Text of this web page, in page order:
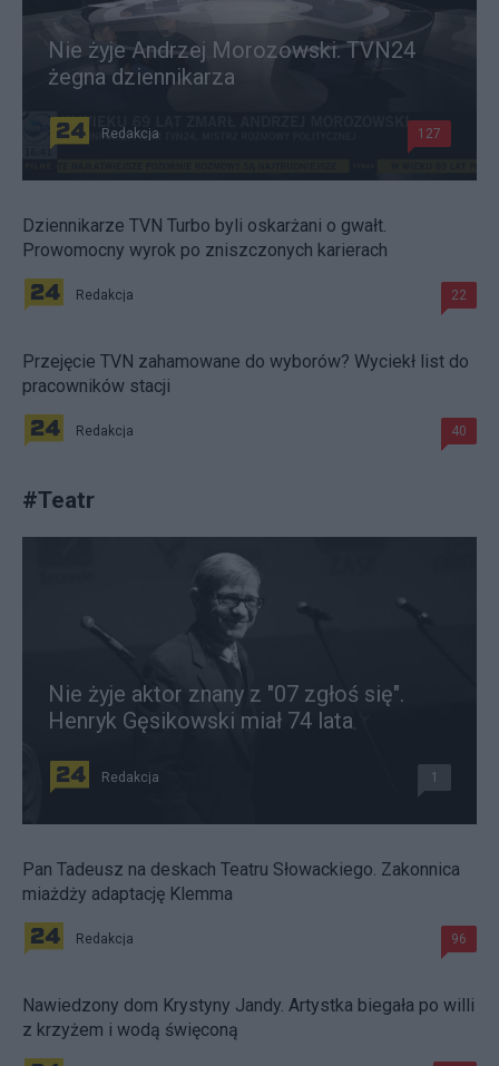
Nie żyje Andrzej Morozowski. TVN24
żegna dziennikarza
Redakcja 127
Dziennikarze TVN Turbo byli oskarżani o gwałt.
Prowomocny wyrok po zniszczonych karierach
Redakcja 22
Przejęcie TVN zahamowane do wyborów? Wyciekł list do
pracowników stacji
Redakcja 40
#Teatr
Nie żyje aktor znany z "07 zgłoś się".
Henryk Gęsikowski miał 74 lata
Redakcja 1
Pan Tadeusz na deskach Teatru Słowackiego. Zakonnica
miażdży adaptację Klemma
Redakcja 96
Nawiedzony dom Krystyny Jandy. Artystka biegała po willi
z krzyżem i wodą święconą